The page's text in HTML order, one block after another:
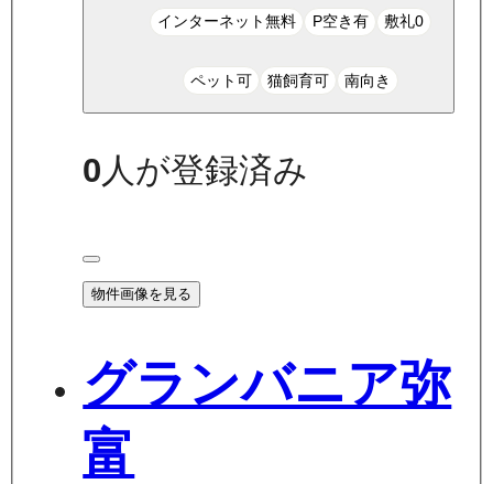
インターネット無料 P空き有 敷礼0
ペット可 猫飼育可 南向き
0 人が登録済み
物件画像を見る
グランバニア弥
富